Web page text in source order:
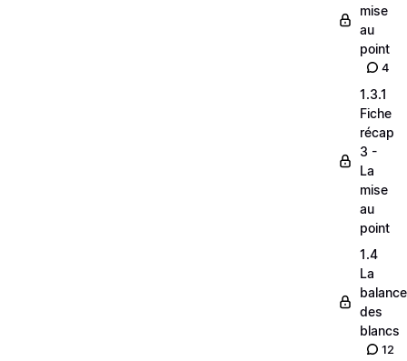
mise
au
point
4
1.3.1
Fiche
récap
3 -
La
mise
au
point
1.4
La
balance
des
blancs
12